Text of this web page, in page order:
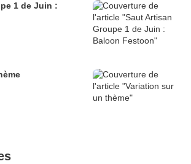
1 de Juin :